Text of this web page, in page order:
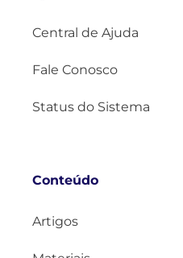
Central de Ajuda
Fale Conosco
Status do Sistema
Conteúdo
Artigos